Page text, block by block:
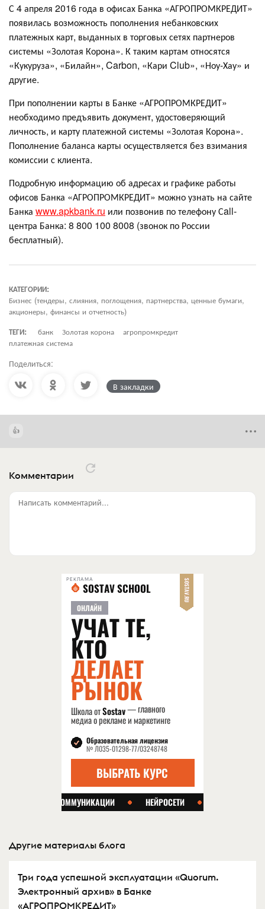
С 4 апреля 2016 года в офисах Банка «АГРОПРОМКРЕДИТ»
появилась возможность пополнения небанковских
платежных карт, выданных в торговых сетях партнеров
системы «Золотая Корона». К таким картам относятся
«Кукуруза», «Билайн», Carbon, «Кари Club», «Ноу-Хау» и
другие.
При пополнении карты в Банке «АГРОПРОМКРЕДИТ»
необходимо предъявить документ, удостоверяющий
личность, и карту платежной системы «Золотая Корона».
Пополнение баланса карты осуществляется без взимания
комиссии с клиента.
Подробную информацию об адресах и графике работы
офисов Банка «АГРОПРОМКРЕДИТ» можно узнать на сайте
Банка www.apkbank.ru или позвонив по телефону Сall-
центра Банка: 8 800 100 8008 (звонок по России
бесплатный).
КАТЕГОРИИ:
Бизнес (тендеры, слияния, поглощения, партнерства, ценные бумаги,
акционеры, финансы и отчетность)
ТЕГИ:
банк Золотая корона
агропромкредит
платежная система
Поделиться:
В закладки
Комментарии
Написать комментарий...
РЕКЛАМА
Другие материалы блога
Три года успешной эксплуатации «Quorum.
Электронный архив» в Банке
«АГРОПРОМКРЕДИТ»